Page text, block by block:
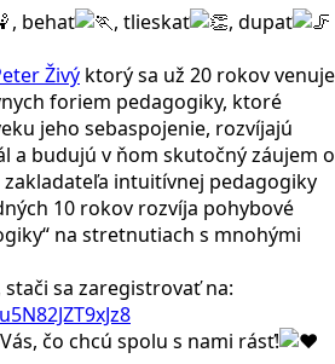
, behať , tlieskať
, dupať
Živý ktorý sa už 20 rokov venuje
foriem pedagogiky, ktoré
jeho sebaspojenie, rozvíjajú
a budujú v ňom skutočný záujem o
zakladateľa intuitívnej pedagogiky
10 rokov rozvíja pohybové
na stretnutiach s mnohými
sa zaregistrovať na:
čo chcú spolu s nami rásť!